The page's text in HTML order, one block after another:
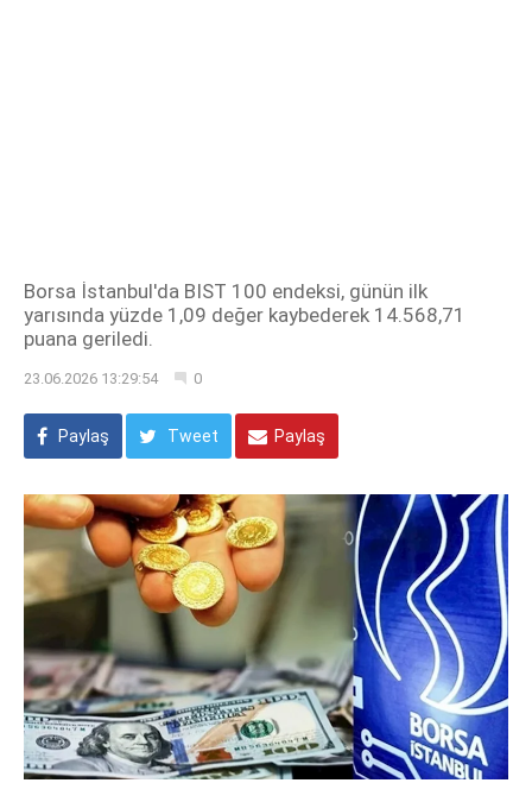
Borsa İstanbul'da BIST 100 endeksi, günün ilk
yarısında yüzde 1,09 değer kaybederek 14.568,71
puana geriledi.
23.06.2026 13:29:54 0
Paylaş Tweet Paylaş